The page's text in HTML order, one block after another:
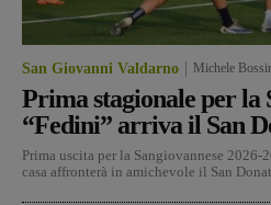
San Giovanni Valdarno Michele
Prima stagionale per la
“Fedini” arriva il San
Prima uscita per la Sangiovannese
casa affronterà in amichevole il San